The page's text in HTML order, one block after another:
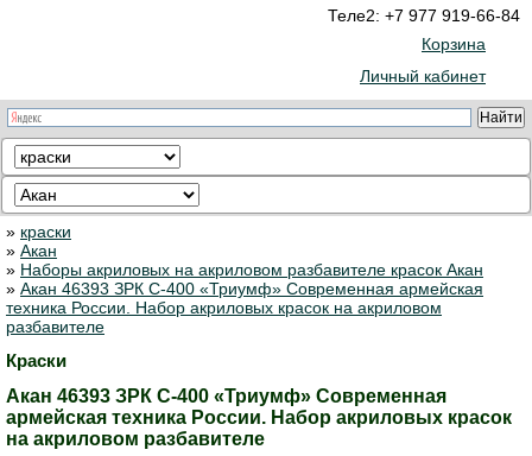
Теле2: +7 977 919-66-84
Корзина
Личный кабинет
» краски
» Акан
» Наборы акриловых на акриловом разбавителе красок Акан
» Акан 46393 ЗРК С-400 «Триумф» Современная армейская
техника России. Набор акриловых красок на акриловом
разбавителе
Краски
Акан 46393 ЗРК С-400 «Триумф» Современная
армейская техника России. Набор акриловых красок
на акриловом разбавителе